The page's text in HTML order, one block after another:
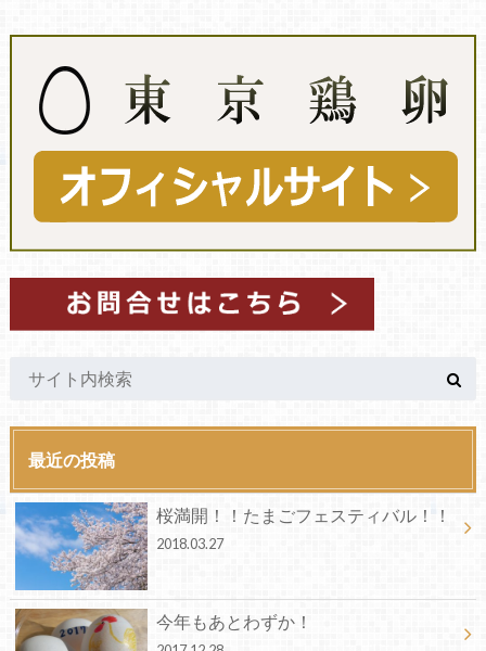
最近の投稿
桜満開！！たまごフェスティバル！！
2018.03.27
今年もあとわずか！